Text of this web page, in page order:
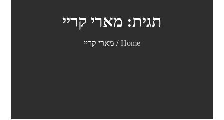
תגית: מארי קריי
Home מארי קריי